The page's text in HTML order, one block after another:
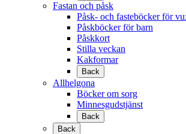
Fastan och påsk
Påsk- och fasteböcker för
Påskböcker för barn
Påskkort
Stilla veckan
Kakformar
Back
Allhelgona
Böcker om sorg
Minnesgudstjänst
Back
Back